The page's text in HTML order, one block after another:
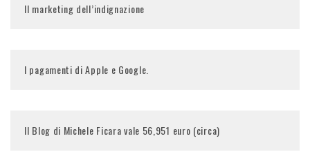
Il marketing dell’indignazione
I pagamenti di Apple e Google.
Il Blog di Michele Ficara vale 56,951 euro (circa)